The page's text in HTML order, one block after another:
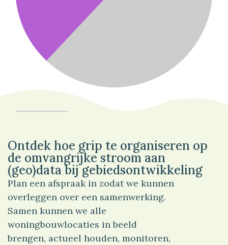
Ontdek hoe grip te organiseren op
de omvangrijke stroom aan
(geo)data bij gebiedsontwikkeling
Plan een afspraak in zodat we kunnen
overleggen over een samenwerking.
Samen kunnen we alle
woningbouwlocaties in beeld
brengen, actueel houden, monitoren,